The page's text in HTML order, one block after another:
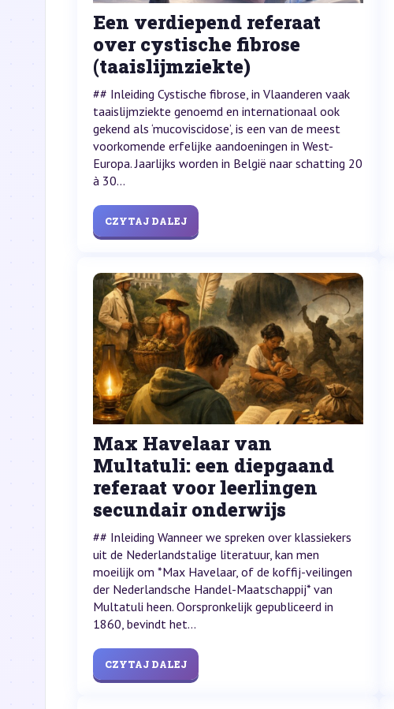
Een verdiepend referaat
over cystische fibrose
(taaislijmziekte)
## Inleiding Cystische fibrose, in Vlaanderen vaak
taaislijmziekte genoemd en internationaal ook
gekend als ‘mucoviscidose’, is een van de meest
voorkomende erfelijke aandoeningen in West-
Europa. Jaarlijks worden in België naar schatting 20
à 30...
CZYTAJ DALEJ
Max Havelaar van
Multatuli: een diepgaand
referaat voor leerlingen
secundair onderwijs
## Inleiding Wanneer we spreken over klassiekers
uit de Nederlandstalige literatuur, kan men
moeilijk om *Max Havelaar, of de koffij-veilingen
der Nederlandsche Handel-Maatschappij* van
Multatuli heen. Oorspronkelijk gepubliceerd in
1860, bevindt het...
CZYTAJ DALEJ